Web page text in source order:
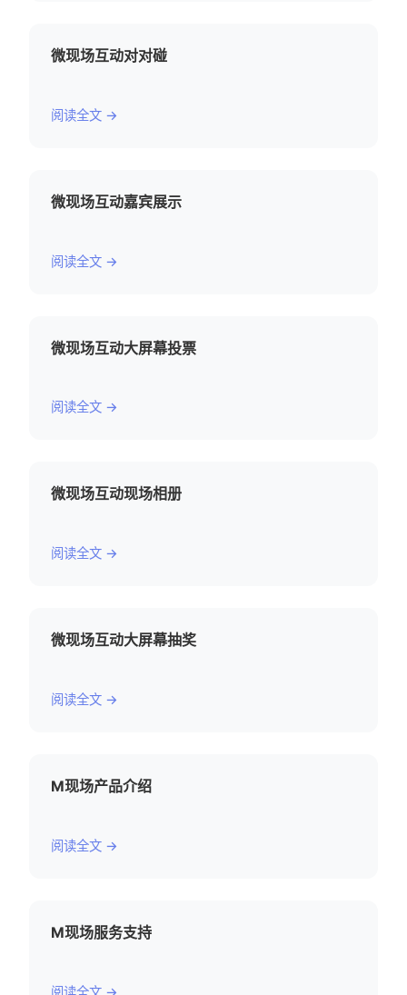
微现场互动对对碰
阅读全文 →
微现场互动嘉宾展示
阅读全文 →
微现场互动大屏幕投票
阅读全文 →
微现场互动现场相册
阅读全文 →
微现场互动大屏幕抽奖
阅读全文 →
M现场产品介绍
阅读全文 →
M现场服务支持
阅读全文 →